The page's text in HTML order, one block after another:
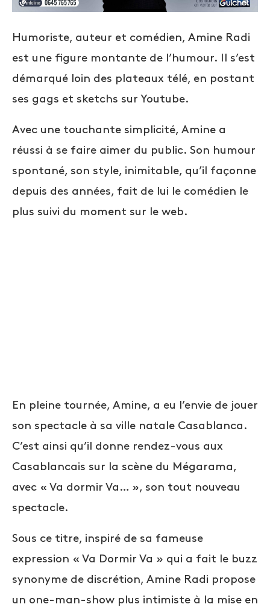
Humoriste, auteur et comédien, Amine Radi
est une figure montante de l’humour. Il s’est
démarqué loin des plateaux télé, en postant
ses gags et sketchs sur Youtube.
Avec une touchante simplicité, Amine a
réussi à se faire aimer du public. Son humour
spontané, son style, inimitable, qu’il façonne
depuis des années, fait de lui le comédien le
plus suivi du moment sur le web.
En pleine tournée, Amine, a eu l’envie de jouer
son spectacle à sa ville natale Casablanca.
C’est ainsi qu’il donne rendez-vous aux
Casablancais sur la scène du Mégarama,
avec « Va dormir Va… », son tout nouveau
spectacle.
Sous ce titre, inspiré de sa fameuse
expression « Va Dormir Va » qui a fait le buzz
synonyme de discrétion, Amine Radi propose
un one-man-show plus intimiste à la mise en